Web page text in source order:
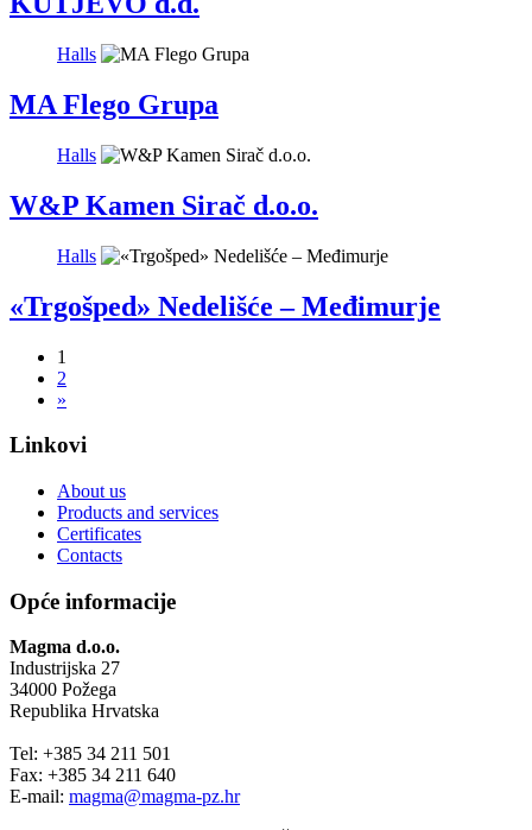
Halls
MA Flego Grupa
Halls
W&P Kamen Sirač d.o.o.
Halls
«Trgošped» Nedelišće – Međimurje
1
2
»
Linkovi
About us
Products and services
Certificates
Contacts
Opće informacije
Magma d.o.o.
Industrijska 27
34000 Požega
Republika Hrvatska
Tel: +385 34 211 501
Fax: +385 34 211 640
E-mail: magma@magma-pz.hr